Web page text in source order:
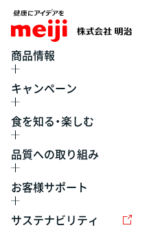
商品情報
キャンペーン
食を知る・楽しむ
品質への取り組み
お客様サポート
サステナビリティ